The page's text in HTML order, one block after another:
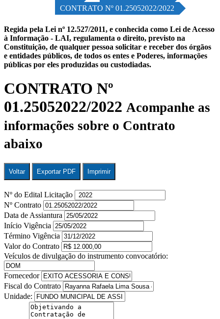
CONTRATO Nº 01.25052022/2022
Regida pela Lei nº 12.527/2011, e conhecida como Lei de Acesso
à Informação - LAI, regulamenta o direito, previsto na
Constituição, de qualquer pessoa solicitar e receber dos órgãos
e entidades públicos, de todos os entes e Poderes, informações
públicas por eles produzidas ou custodiadas.
CONTRATO Nº
01.25052022/2022 Acompanhe as
informações sobre o Contrato
abaixo
Voltar Exportar PDF Imprimir
Nº do Edital Licitação
Nº Contrato
Data de Assiantura
Início Vigência
Término Vigência
Valor do Contrato
Veículos de divulgação do instrumento convocatório:
Fornecedor
Fiscal do Contrato
Unidade: